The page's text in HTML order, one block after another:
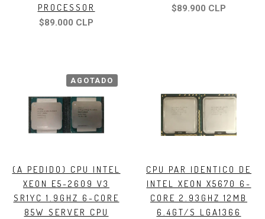
PROCESSOR
$89.000 CLP
$89.900 CLP
AGOTADO
(A PEDIDO) CPU INTEL
XEON E5-2609 V3
SR1YC 1.9GHZ 6-CORE
85W SERVER CPU
CPU PAR IDENTICO DE
INTEL XEON X5670 6-
CORE 2.93GHZ 12MB
6.4GT/S LGA1366